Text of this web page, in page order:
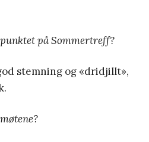
på Sommertreff?
stemning og «dridjillt»,